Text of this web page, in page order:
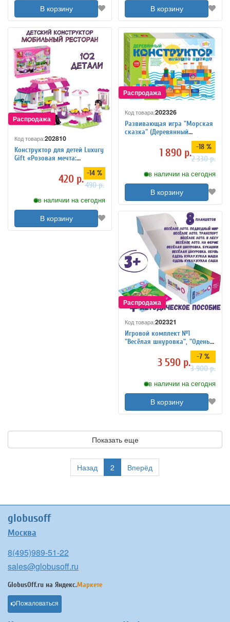
В корзину В корзину
Код товара:202810
Конструктор для детей Luxury
Gift «Розовая мечта:
мобильный ресторан», 102
420 р. -14 %
490 р.
в наличии на сегодня
В корзину
Код товара:202326
Развивающая игра "Морская
сказка" (Деревянный
конструктор) (Baby Step)
1 890 р. -18 %
2 330 р.
в наличии на сегодня
В корзину
Код товара:202321
Игровой комплект №1
"Весёлая шнуровка", "Одень
куклу", "Весёлое лото"
3 590 р. -7 %
3 900 р.
в наличии на сегодня
В корзину
Показать еще
Назад 2 Вперёд
globusoff
Москва
8(495)989-51-22
sales@globusoff.ru
GlobusOff.ru на Яндекс.Маркете
Пожаловаться